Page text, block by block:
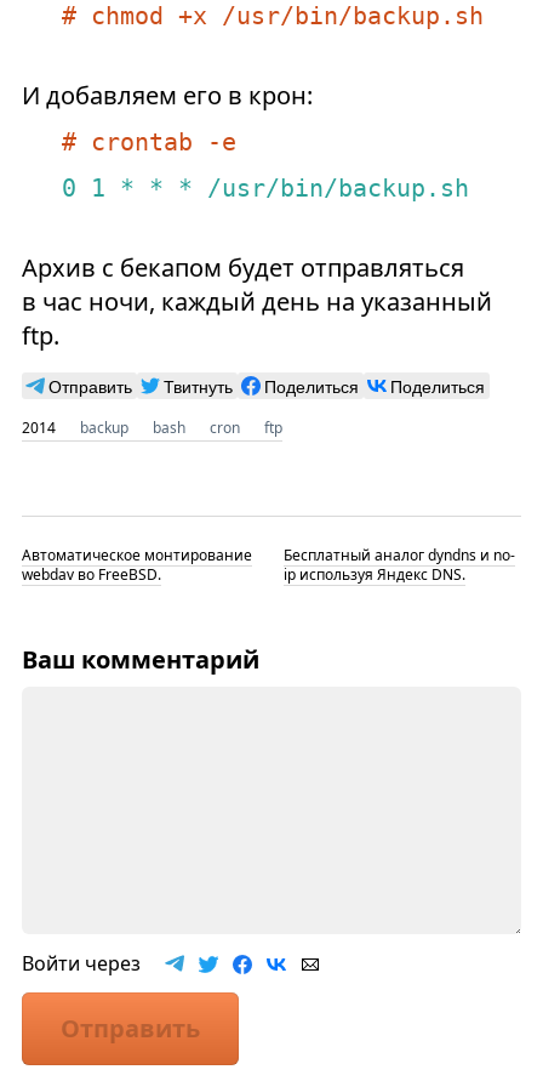
# chmod +x /usr/bin/backup.sh
И добавляем его в крон:
# crontab -e
0
1 * * * /usr/bin/backup.sh
Архив с бекапом будет отправляться
в час ночи, каждый день на указанный
ftp.
Отправить Твитнуть Поделиться Поделиться
2014 backup bash cron ftp
Автоматическое монтирование
webdav во FreeBSD.
Бесплатный аналог dyndns и no-
ip используя Яндекс DNS.
Ваш комментарий
Войти через
Отправить